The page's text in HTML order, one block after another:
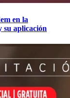
en la
aplicación